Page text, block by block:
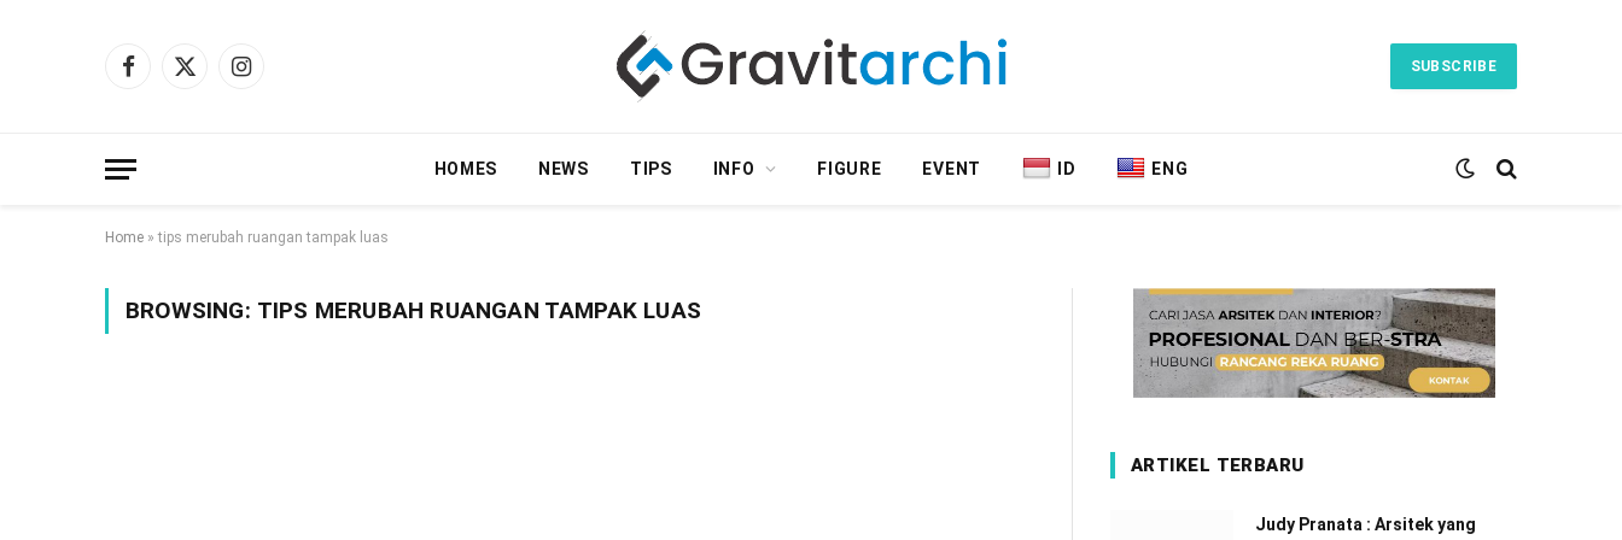
Facebook
X
Instagram SUBSCRIBE
HOMES NEWS TIPS INFO FIGURE EVENT ID ENG
Home »tips merubah ruangan tampak luas
BROWSING: TIPS MERUBAH RUANGAN TAMPAK LUAS
ARTIKEL TERBARU
Judy Pranata : Arsitek yang